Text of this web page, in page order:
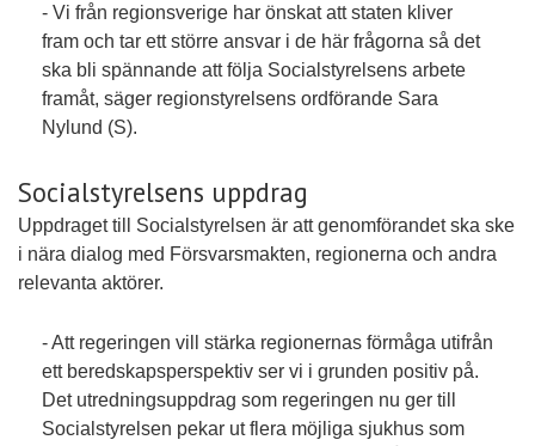
- Vi från regionsverige har önskat att staten kliver
fram och tar ett större ansvar i de här frågorna så det
ska bli spännande att följa Socialstyrelsens arbete
framåt, säger regionstyrelsens ordförande Sara
Nylund (S).
Socialstyrelsens uppdrag
Uppdraget till Socialstyrelsen är att genomförandet ska ske
i nära dialog med Försvarsmakten, regionerna och andra
relevanta aktörer.
- Att regeringen vill stärka regionernas förmåga utifrån
ett beredskapsperspektiv ser vi i grunden positiv på.
Det utredningsuppdrag som regeringen nu ger till
Socialstyrelsen pekar ut flera möjliga sjukhus som